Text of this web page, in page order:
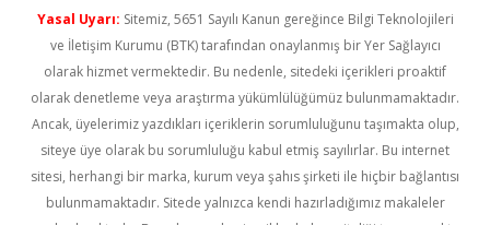
Yasal Uyarı: Sitemiz, 5651 Sayılı Kanun gereğince Bilgi Teknolojileri
ve İletişim Kurumu (BTK) tarafından onaylanmış bir Yer Sağlayıcı
olarak hizmet vermektedir. Bu nedenle, sitedeki içerikleri proaktif
olarak denetleme veya araştırma yükümlülüğümüz bulunmamaktadır.
Ancak, üyelerimiz yazdıkları içeriklerin sorumluluğunu taşımakta olup,
siteye üye olarak bu sorumluluğu kabul etmiş sayılırlar. Bu internet
sitesi, herhangi bir marka, kurum veya şahıs şirketi ile hiçbir bağlantısı
bulunmamaktadır. Sitede yalnızca kendi hazırladığımız makaleler